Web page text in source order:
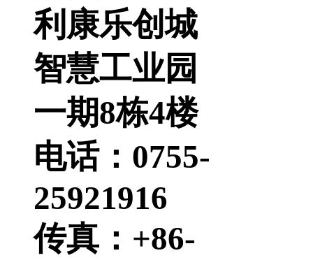
利康乐创城
智慧工业园
一期8栋4楼
电话：0755-
25921916
传真：+86-